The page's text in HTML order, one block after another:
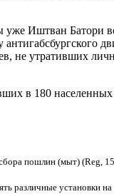
уже Иштван Батори
не утративших
в 180
пошлин (мыт) (Reg,
различные установки